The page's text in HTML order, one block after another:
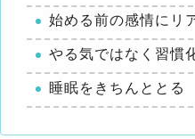
始める前の感情にリ
やる気ではなく習慣
睡眠をきちんととる